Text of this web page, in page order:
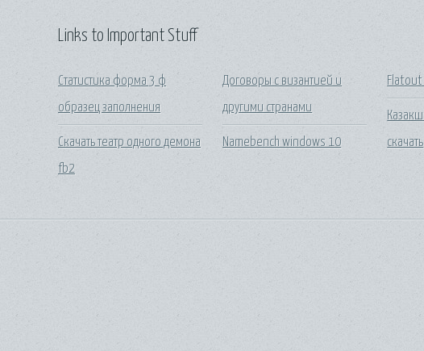
Links to Important Stuff
Статистика форма 3 ф
образец заполнения
Скачать театр одного демона
fb2
Договоры с византией и
другими странами
Namebench windows 10
Flatout
скачать